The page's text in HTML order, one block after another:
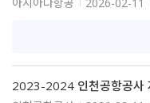
2023-2024 인천공항공사